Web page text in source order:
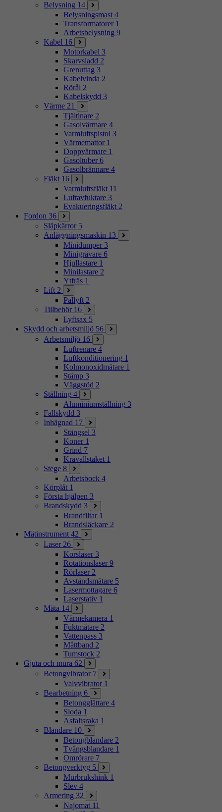
Belysning 14
Belysningsmast 4
Transformatorer 1
Arbetsbelysning 9
Kabel 16
Motorkabel 3
Skarvsladd 2
Grenuttag 3
Kabelvinda 2
Rörål 2
Kabelskydd 3
Värme 21
Tjältinare 2
Gasolvärmare 4
Varmluftspistol 3
Värmemattor 1
Doppvärmare 1
Gasoltuber 6
Gasolbrännare 4
Fläkt 16
Varmluftsfläkt 11
Luftavfuktare 3
Evakueringsfläkt 2
Fordon 36
Släpkärror 5
Anläggningsmaskin 13
Minidumper 3
Minigrävare 6
Hjullastare 1
Minilastare 2
Ytfräs 1
Lift 2
Pallyft 2
Tillbehör 16
Lyftsax 5
Skydd och arbetsmiljö 56
Arbetsmiljö 16
Luftrenare 4
Luftkonditionering 1
Kolmonoxidmätare 1
Stämp 3
Väggstöd 2
Ställning 4
Aluminiumställning 3
Fallskydd 3
Inhägnad 17
Stängsel 3
Koner 1
Grind 7
Kravallstaket 1
Stege 8
Arbetsbock 4
Körplåt 1
Första hjälpen 3
Brandskydd 3
Brandfiltar 1
Brandsläckare 2
Mätinstrument 42
Laser 26
Korslaser 3
Rotationslaser 9
Rörlaser 2
Avståndsmätare 5
Lasermottagare 6
Laserstativ 1
Mäta 14
Värmekamera 1
Fuktmätare 2
Vattenpass 3
Måttband 2
Tumstock 2
Gjuta och mura 62
Betongvibrator 7
Valvvibrator 1
Bearbetning 6
Betongglättare 4
Sloda 1
Asfaltsraka 1
Blandare 10
Betongblandare 2
Tvångsblandare 1
Omrörare 7
Betongverktyg 5
Murbrukshink 1
Slev 4
Armering 32
Najomat 11